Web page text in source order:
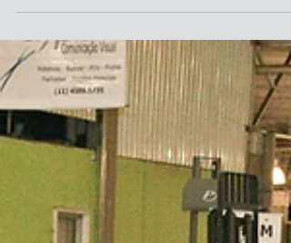
Comendador Antonio Carbonari, em Jundiaí-